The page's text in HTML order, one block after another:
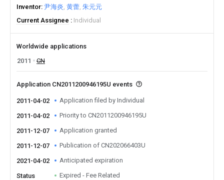
Inventor 尹海炎 黄蕾 朱元元
Current Assignee
Individual
Worldwide applications
2011
CN
Application CN2011200946195U events
2011-04-02 Application filed by Individual
2011-04-02 Priority to CN2011200946195U
2011-12-07 Application granted
2011-12-07 Publication of CN202066403U
2021-04-02 Anticipated expiration
Status Expired - Fee Related